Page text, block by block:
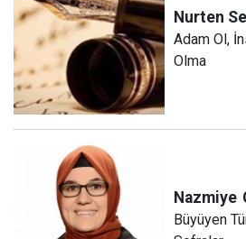
Nurten
Adam Ol,
Olma
Nazmiye
Büyüyen